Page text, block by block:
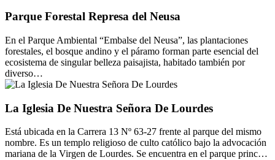
Parque Forestal Represa del Neusa
En el Parque Ambiental “Embalse del Neusa”, las plantaciones
forestales, el bosque andino y el páramo forman parte esencial del
ecosistema de singular belleza paisajista, habitado también por
diverso…
La Iglesia De Nuestra Señora De Lourdes
Está ubicada en la Carrera 13 Nº 63-27 frente al parque del mismo
nombre. Es un templo religioso de culto católico bajo la advocación
mariana de la Virgen de Lourdes. Se encuentra en el parque princ…